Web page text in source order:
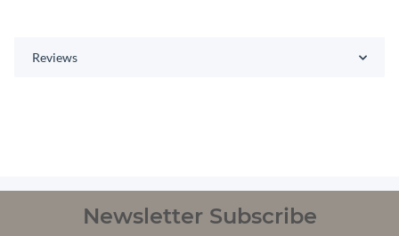
Reviews
Newsletter Subscribe